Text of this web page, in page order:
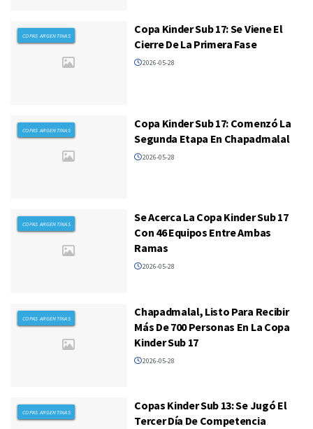
COPAS ARGENTINAS
Copa Kinder Sub 17: Se Viene El
Cierre De La Primera Fase
2026-05-28
COPAS ARGENTINAS
Copa Kinder Sub 17: Comenzó La
Segunda Etapa En Chapadmalal
2026-05-28
COPAS ARGENTINAS
Se Acerca La Copa Kinder Sub 17
Con 46 Equipos Entre Ambas
Ramas
2026-05-28
COPAS ARGENTINAS
Chapadmalal, Listo Para Recibir
Más De 700 Personas En La Copa
Kinder Sub 17
2026-05-28
COPAS ARGENTINAS
Copas Kinder Sub 13: Se Jugó El
Tercer Día De Competencia